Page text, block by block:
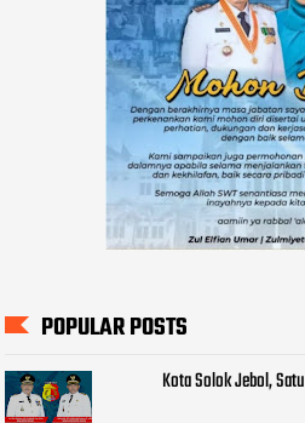
POPULAR POSTS
Kota Solok Jebol,